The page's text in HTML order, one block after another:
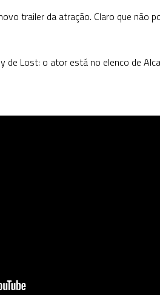
trailer da atração. Claro que não
de Lost: o ator está no elenco de